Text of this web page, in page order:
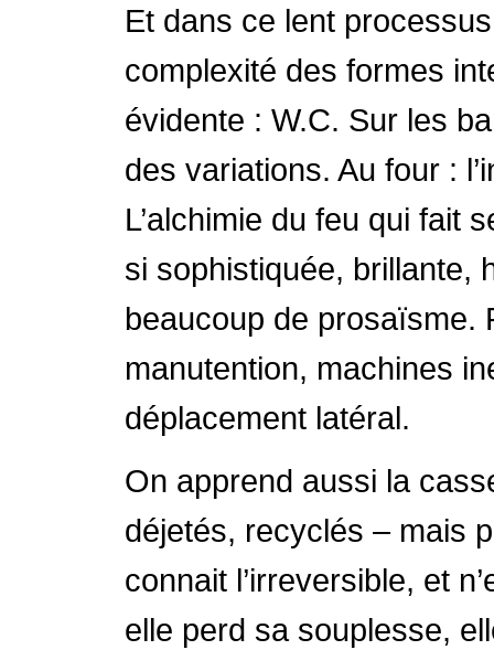
Et dans ce lent
complexité des formes
évidente : W.C. Sur les
des variations. Au four :
L’alchimie du feu qui fait
si sophistiquée, brillante,
beaucoup de prosaïsme.
manutention, machines
déplacement latéral.
On apprend aussi la
déjetés, recyclés – mais
connait l’irreversible, et
elle perd sa souplesse,